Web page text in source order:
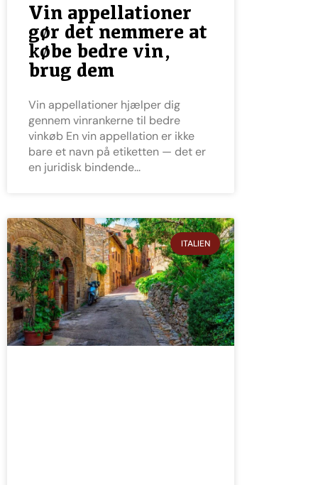
Vin appellationer
gør det nemmere at
købe bedre vin,
brug dem
Vin appellationer hjælper dig
gennem vinrankerne til bedre
vinkøb En vin appellation er ikke
bare et navn på etiketten — det er
en juridisk bindende
ITALIEN